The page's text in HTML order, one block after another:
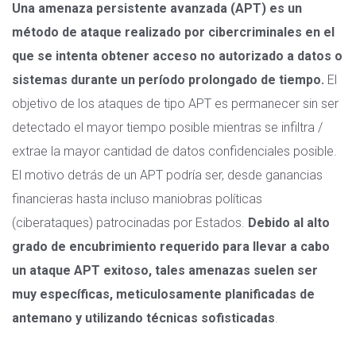
Una amenaza persistente avanzada (APT) es un
método de ataque realizado por cibercriminales en el
que se intenta obtener acceso no autorizado a datos o
sistemas durante un período prolongado de tiempo. El
objetivo de los ataques de tipo APT es permanecer sin ser
detectado el mayor tiempo posible mientras se infiltra /
extrae la mayor cantidad de datos confidenciales posible.
El motivo detrás de un APT podría ser, desde ganancias
financieras hasta incluso maniobras políticas
(ciberataques) patrocinadas por Estados. Debido al alto
grado de encubrimiento requerido para llevar a cabo
un ataque APT exitoso, tales amenazas suelen ser
muy específicas, meticulosamente planificadas de
antemano y utilizando técnicas sofisticadas.